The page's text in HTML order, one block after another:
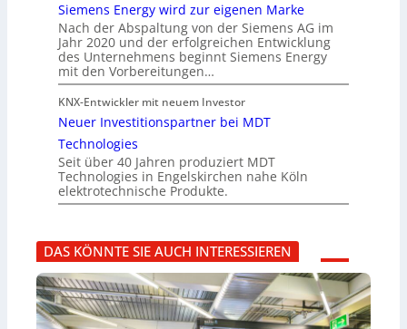
Siemens Energy wird zur eigenen Marke
Nach der Abspaltung von der Siemens AG im
Jahr 2020 und der erfolgreichen Entwicklung
des Unternehmens beginnt Siemens Energy
mit den Vorbereitungen…
KNX-Entwickler mit neuem Investor
Neuer Investitionspartner bei MDT
Technologies
Seit über 40 Jahren produziert MDT
Technologies in Engelskirchen nahe Köln
elektrotechnische Produkte.
DAS KÖNNTE SIE AUCH INTERESSIEREN